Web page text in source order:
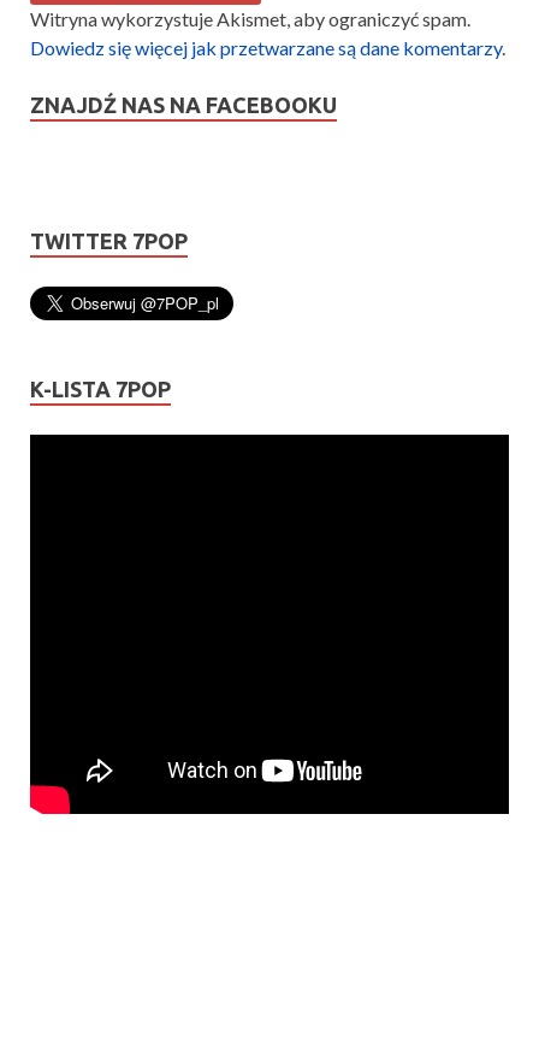
Witryna wykorzystuje Akismet, aby ograniczyć spam.
Dowiedz się więcej jak przetwarzane są dane komentarzy.
ZNAJDŹ NAS NA FACEBOOKU
TWITTER 7POP
K-LISTA 7POP